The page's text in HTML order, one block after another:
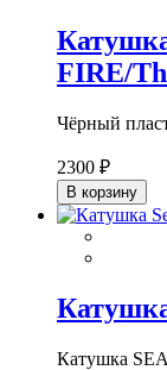
FIRE/
Чёрный
2300 ₽
В корзину
Катушка